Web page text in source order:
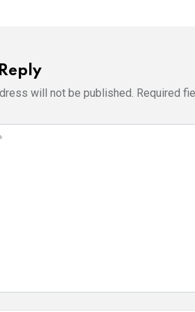
will not be published. Required